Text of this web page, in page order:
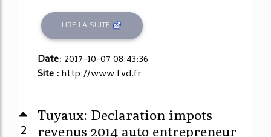
LIRE LA SUITE
Date: 2017-10-07 08:43:36
Site :http://www.fvd.fr
2
Tuyaux: Declaration impots
revenus 2014 auto entrepreneur